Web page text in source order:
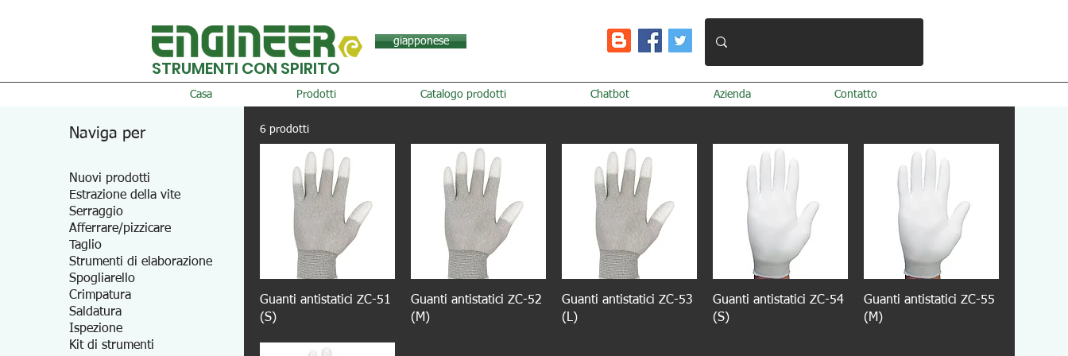
giapponese
STRUMENTI CON SPIRITO
Casa Prodotti Catalogo prodotti Chatbot Azienda Contatto
Naviga per
Nuovi prodotti
Estrazione della vite
Serraggio
Afferrare/pizzicare
Taglio
Strumenti di elaborazione
Spogliarello
Crimpatura
Saldatura
Ispezione
Kit di strumenti
6 prodotti
Guanti antistatici ZC-51
(S)
Guanti antistatici ZC-52
(M)
Guanti antistatici ZC-53
(L)
Guanti antistatici ZC-54
(S)
Guanti antistatici ZC-55
(M)